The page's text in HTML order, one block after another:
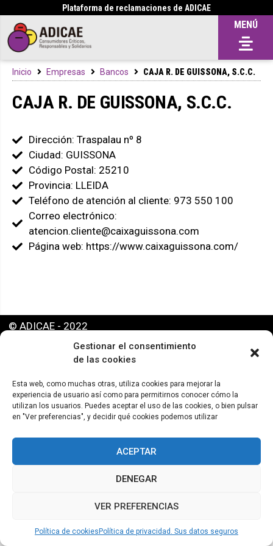
Gestionar el consentimiento
de las cookies
Esta web, como muchas otras, utiliza cookies para mejorar la
experiencia de usuario así como para permitirnos conocer cómo la
utilizan los usuarios. Puedes aceptar el uso de las cookies, o bien pulsar
en "Ver preferencias", y decidir qué cookies podemos utilizar
ACEPTAR
DENEGAR
VER PREFERENCIAS
Política de cookies Política de privacidad. Sus datos seguros
Plataforma de reclamaciones de ADICAE
MENÚ
Inicio Empresas Bancos CAJA R. DE GUISSONA, S.C.C.
CAJA R. DE GUISSONA, S.C.C.
Dirección: Traspalau nº 8
Ciudad: GUISSONA
Código Postal: 25210
Provincia: LLEIDA
Teléfono de atención al cliente: 973 550 100
Correo electrónico:
atencion.cliente@caixaguissona.com
Página web: https://www.caixaguissona.com/
© ADICAE - 2022